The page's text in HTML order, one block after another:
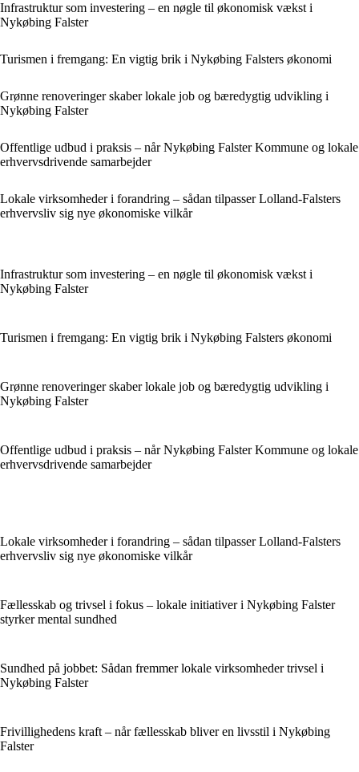
Infrastruktur som investering – en nøgle til økonomisk vækst i
Nykøbing Falster
Turismen i fremgang: En vigtig brik i Nykøbing Falsters økonomi
Grønne renoveringer skaber lokale job og bæredygtig udvikling i
Nykøbing Falster
Offentlige udbud i praksis – når Nykøbing Falster Kommune og lokale
erhvervsdrivende samarbejder
Lokale virksomheder i forandring – sådan tilpasser Lolland-Falsters
erhvervsliv sig nye økonomiske vilkår
Infrastruktur som investering – en nøgle til økonomisk vækst i
Nykøbing Falster
Turismen i fremgang: En vigtig brik i Nykøbing Falsters økonomi
Grønne renoveringer skaber lokale job og bæredygtig udvikling i
Nykøbing Falster
Offentlige udbud i praksis – når Nykøbing Falster Kommune og lokale
erhvervsdrivende samarbejder
Lokale virksomheder i forandring – sådan tilpasser Lolland-Falsters
erhvervsliv sig nye økonomiske vilkår
Fællesskab og trivsel i fokus – lokale initiativer i Nykøbing Falster
styrker mental sundhed
Sundhed på jobbet: Sådan fremmer lokale virksomheder trivsel i
Nykøbing Falster
Frivillighedens kraft – når fællesskab bliver en livsstil i Nykøbing
Falster